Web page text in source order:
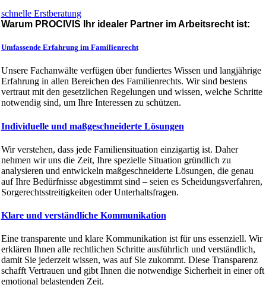
schnelle Erstberatung
Warum PROCIVIS Ihr idealer Partner im Arbeitsrecht ist:
Umfassende Erfahrung im Familienrecht
Unsere Fachanwälte verfügen über fundiertes Wissen und langjährige
Erfahrung in allen Bereichen des Familienrechts. Wir sind bestens
vertraut mit den gesetzlichen Regelungen und wissen, welche Schritte
notwendig sind, um Ihre Interessen zu schützen.
Individuelle und maßgeschneiderte Lösungen
Wir verstehen, dass jede Familiensituation einzigartig ist. Daher
nehmen wir uns die Zeit, Ihre spezielle Situation gründlich zu
analysieren und entwickeln maßgeschneiderte Lösungen, die genau
auf Ihre Bedürfnisse abgestimmt sind – seien es Scheidungsverfahren,
Sorgerechtsstreitigkeiten oder Unterhaltsfragen.
Klare und verständliche Kommunikation
Eine transparente und klare Kommunikation ist für uns essenziell. Wir
erklären Ihnen alle rechtlichen Schritte ausführlich und verständlich,
damit Sie jederzeit wissen, was auf Sie zukommt. Diese Transparenz
schafft Vertrauen und gibt Ihnen die notwendige Sicherheit in einer oft
emotional belastenden Zeit.